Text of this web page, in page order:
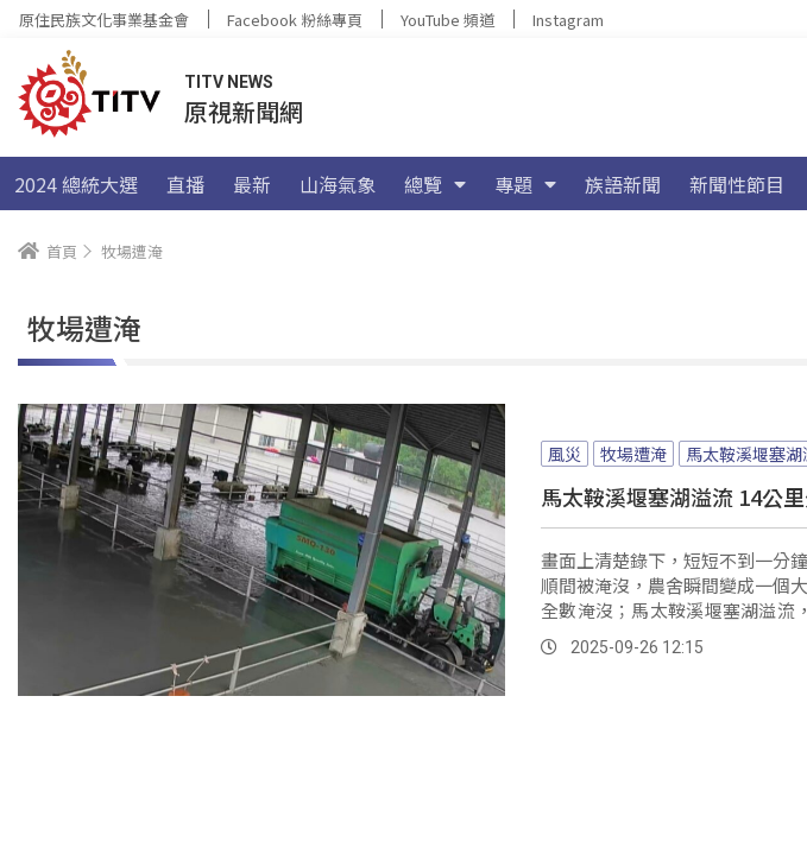
原住民族文化事業基金會 Facebook 粉絲專頁 YouTube 頻道 Instagram
TITV NEWS
原視新聞網
2024 總統大選 直播 最新 山海氣象 總覽 專題 族語新聞 新聞性節目
首頁 牧場遭淹
牧場遭淹
風災 牧場遭淹 馬太鞍溪堰塞湖
馬太鞍溪堰塞湖溢流 14公
畫面上清楚錄下，短短不到一分
順間被淹沒，農舍瞬間變成一個
全數淹沒；馬太鞍溪堰塞湖溢流
太鞍溪橋，還翻越高達50公尺高
的森林造林地，一夕之間被切割成
2025-09-26 12:15